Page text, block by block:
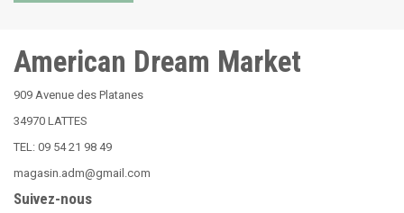
American Dream Market
909 Avenue des Platanes
34970 LATTES
TEL: 09 54 21 98 49
magasin.adm@gmail.com
Suivez-nous